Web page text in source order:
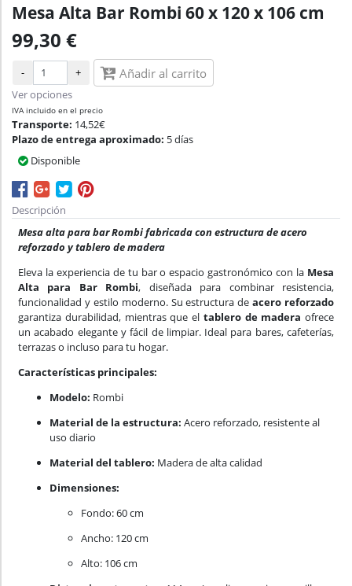
Mesa Alta Bar Rombi 60 x 120 x 106 cm
99,30 €
- + Añadir al carrito
Ver opciones
IVA incluido en el precio
Transporte: 14,52€
Plazo de entrega aproximado: 5 días
Disponible
Descripción
Mesa alta para bar Rombi fabricada con estructura de acero
reforzado y tablero de madera
Eleva la experiencia de tu bar o espacio gastronómico con la Mesa
Alta para Bar Rombi, diseñada para combinar resistencia,
funcionalidad y estilo moderno. Su estructura deacero reforzado
garantiza durabilidad, mientras que el tablero de madera ofrece
un acabado elegante y fácil de limpiar. Ideal para bares, cafeterías,
terrazas o incluso para tu hogar.
Características principales:
Modelo: Rombi
Material de la estructura: Acero reforzado, resistente al
uso diario
Material del tablero: Madera de alta calidad
Dimensiones:
Fondo: 60 cm
Ancho: 120 cm
Alto: 106 cm